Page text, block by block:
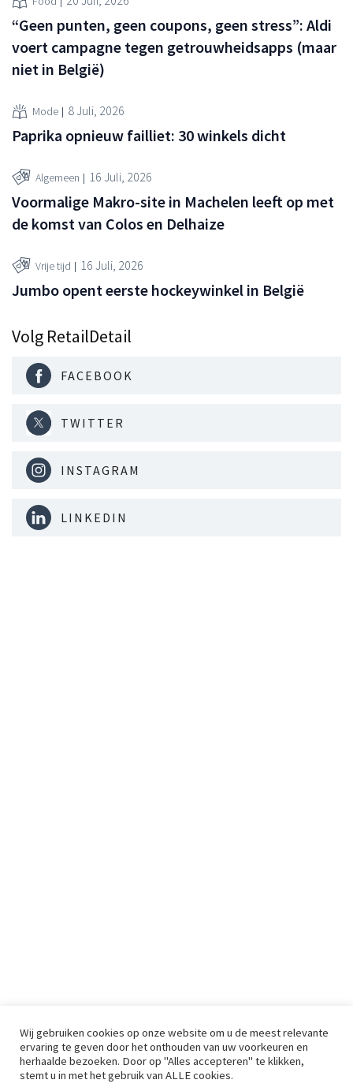
“Geen punten, geen coupons, geen stress”: Aldi
voert campagne tegen getrouwheidsapps (maar
niet in België)
Mode 8 Juli, 2026
Paprika opnieuw failliet: 30 winkels dicht
Algemeen 16 Juli, 2026
Voormalige Makro-site in Machelen leeft op met
de komst van Colos en Delhaize
Vrije tijd 16 Juli, 2026
Jumbo opent eerste hockeywinkel in België
Volg RetailDetail
FACEBOOK
TWITTER
INSTAGRAM
LINKEDIN
Wij gebruiken cookies op onze website om u de meest relevante
ervaring te geven door het onthouden van uw voorkeuren en
herhaalde bezoeken. Door op "Alles accepteren" te klikken,
stemt u in met het gebruik van ALLE cookies.